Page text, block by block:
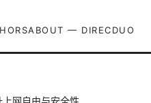
ABOUT — DIRECDUO
网自由与安全性